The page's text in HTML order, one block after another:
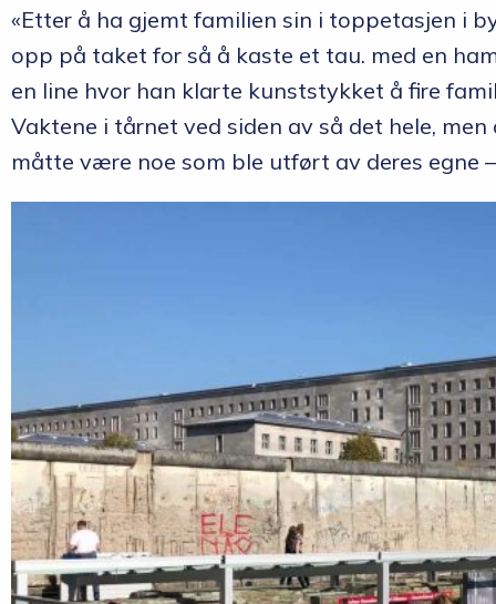
«Etter å ha gjemt familien sin i toppetasjen i
opp på taket for så å kaste et tau. med en
en line hvor han klarte kunststykket å fire
Vaktene i tårnet ved siden av så det hele,
måtte være noe som ble utført av deres egne